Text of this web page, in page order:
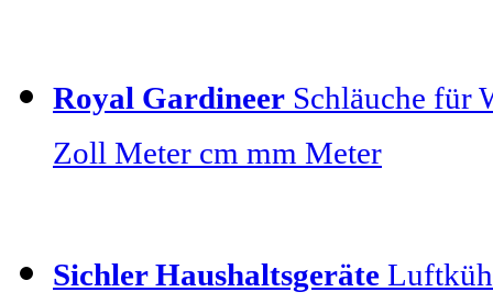
Royal Gardineer Schläuche für
Zoll Meter cm mm Meter
Sichler Haushaltsgeräte